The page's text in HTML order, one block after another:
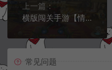
上一篇：
横版闯关手游【情怀之弑神阿拉德修复版】12月最新整理Linux手工服务端+配套表+WEB管理后台+GM授权后台+安卓苹果双端+详细搭建教程+视频教程
常见问题